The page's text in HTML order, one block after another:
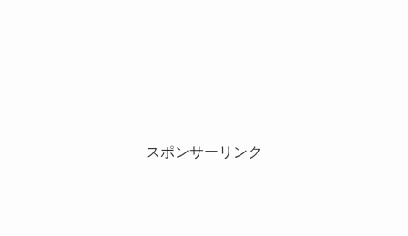
スポンサーリンク